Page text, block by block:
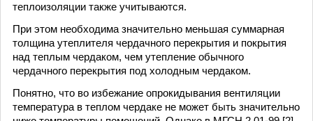
теплоизоляции также учитываются.
При этом необходима значительно меньшая суммарная
толщина утеплителя чердачного перекрытия и покрытия
над теплым чердаком, чем утепление обычного
чердачного перекрытия под холодным чердаком.
Понятно, что во избежание опрокидывания вентиляции
температура в теплом чердаке не может быть значительно